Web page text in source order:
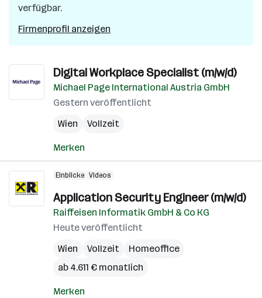
verfügbar.
Firmenprofil anzeigen
Digital Workplace Specialist (m/w/d)
Michael Page International Austria GmbH
Gestern veröffentlicht
Wien
Vollzeit
Merken
Einblicke Videos
Application Security Engineer (m/w/d)
Raiffeisen Informatik GmbH & Co KG
Heute veröffentlicht
Wien
Vollzeit
Homeoffice
ab 4.611 € monatlich
Merken